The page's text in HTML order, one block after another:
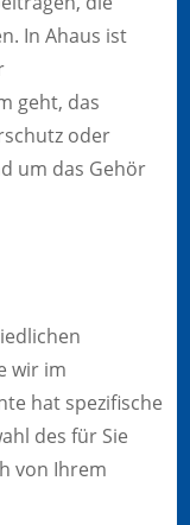
In Ahaus ist
geht, das
oder
um das Gehör
wir im
hat spezifische
des für Sie
von Ihrem